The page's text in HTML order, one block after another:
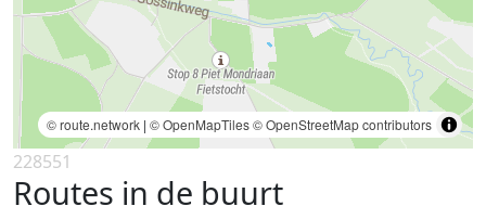
© route.network | © OpenMapTiles© OpenStreetMap contributors
228551
Routes in de buurt